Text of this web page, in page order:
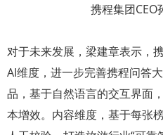
携程集团CEO
对于未来发展，梁建章表示，
AI维度，进一步完善携程问答
品，基于自然语言的交互界面
本增效。内容维度，基于每张